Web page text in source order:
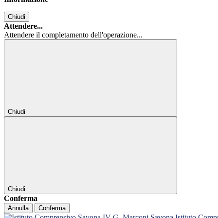
Chiudi
Attendere...
Attendere il completamento dell'operazione...
Chiudi
Chiudi
Conferma
Annulla Conferma